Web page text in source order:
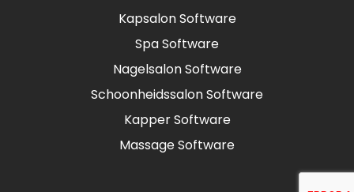
Kapsalon Software
Spa Software
Nagelsalon Software
Schoonheidssalon Software
Kapper Software
Massage Software